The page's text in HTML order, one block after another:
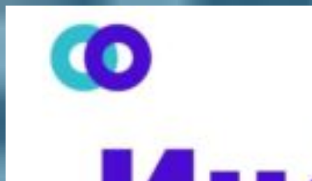
содержимому